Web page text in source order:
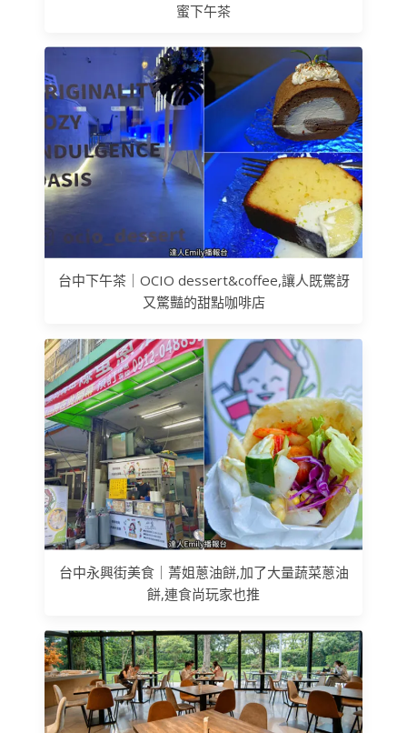
蜜下午茶
台中下午茶｜OCIO dessert&coffee,讓人既驚訝
又驚豔的甜點咖啡店
台中永興街美食｜菁姐蔥油餅,加了大量蔬菜蔥油
餅,連食尚玩家也推